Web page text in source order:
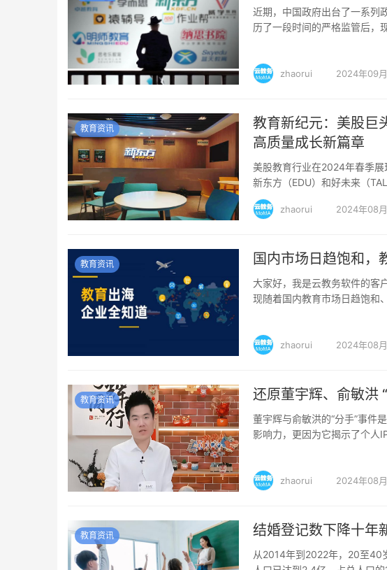
近期，中国政府出台了一系列
历了一段时间的严格监管后，
zhaorui 2024年09
教育资讯
教育新纪元：美股巨
高质量成长新篇章
美股教育行业在2024年春季
新东方（EDU）和好未来（
规模已经超越了双减政策实施
zhaorui 2024年08
教育资讯 国内市场日趋饱和，
大家好，我是云教务软件的客
现随着国内教育市场日趋饱和
zhaorui 2024年08
教育资讯 还原董宇辉、俞敏洪
董宇辉与俞敏洪的“分手”事件
影响力，更因为它揭示了个人
zhaorui 2024年08
教育资讯 结婚登记数下降十年
从2014年到2022年，20至40